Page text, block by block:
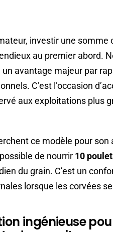
investir une
au premier abord.
un avantage majeur par
C’est l’occasion
aux exploitations plus
ce modèle pour
de nourrir 10
du grain. C’est un
lorsque les corvées
ingénieuse